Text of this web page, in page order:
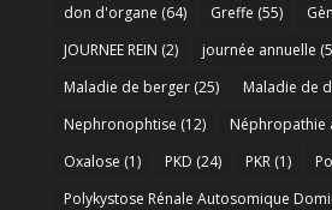
don d'organe (64) Greffe (55)
JOURNEE REIN (2) journée annuelle
Maladie de berger(25) Maladie de
Nephronophtise (12) Néphropathie
Oxalose (1) PKD (24) PKR(1)
Polykystose Rénale Autosomique